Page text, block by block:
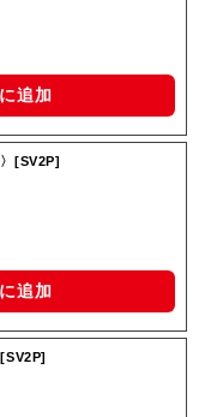
追加
[SV2P]
追加